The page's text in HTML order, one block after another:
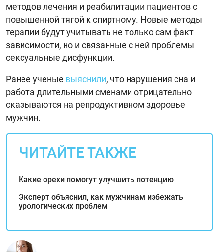
методов лечения и реабилитации пациентов с
повышенной тягой к спиртному. Новые методы
терапии будут учитывать не только сам факт
зависимости, но и связанные с ней проблемы
сексуальные дисфункции.
Ранее ученые выяснили, что нарушения сна и
работа длительными сменами отрицательно
сказываются на репродуктивном здоровье
мужчин.
ЧИТАЙТЕ ТАКЖЕ
Какие орехи помогут улучшить потенцию
Эксперт объяснил, как мужчинам избежать
урологических проблем